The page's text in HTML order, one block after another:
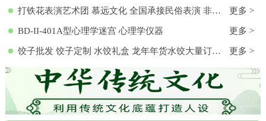
打铁花表演艺术团 慕远文化 全国承接民俗表演 非物质文化遗产 更多 >
BD-II-401A型心理学迷宫 心理学仪器 更多 >
饺子批发 饺子定制 水饺礼盒 龙年年货水饺大量订购 各种馅料饺子 饺子批发 饺子定制 水饺礼盒 龙年年货水饺大量订购 各种馅料饺子 更多 >